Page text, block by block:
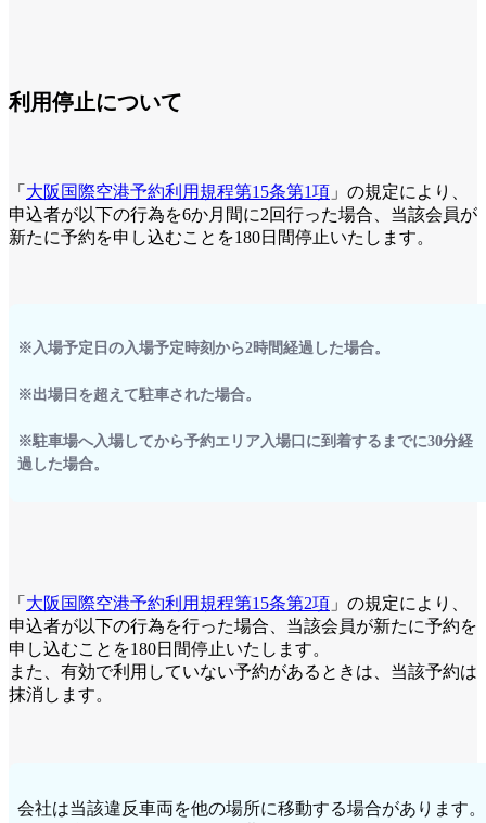
利用停止について
「 大阪国際空港予約利用規程第15条第1項 」の規定により、
申込者が以下の行為を6か月間に2回行った場合、当該会員が
新たに予約を申し込むことを180日間停止いたします。
※入場予定日の入場予定時刻から2時間経過した場合。
※出場日を超えて駐車された場合。
※駐車場へ入場してから予約エリア入場口に到着するまでに30分経
過した場合。
「 大阪国際空港予約利用規程第15条第2項 」の規定により、
申込者が以下の行為を行った場合、当該会員が新たに予約を
申し込むことを180日間停止いたします。
また、有効で利用していない予約があるときは、当該予約は
抹消します。
会社は当該違反車両を他の場所に移動する場合があります。